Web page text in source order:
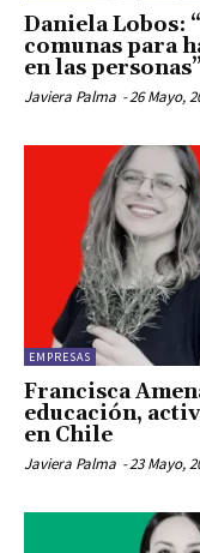
Daniela Lobos:
comunas para
en las personas”
Javiera Palma -26 Mayo,
EMPRESAS
Francisca
educación,
en Chile
Javiera Palma -23 Mayo,